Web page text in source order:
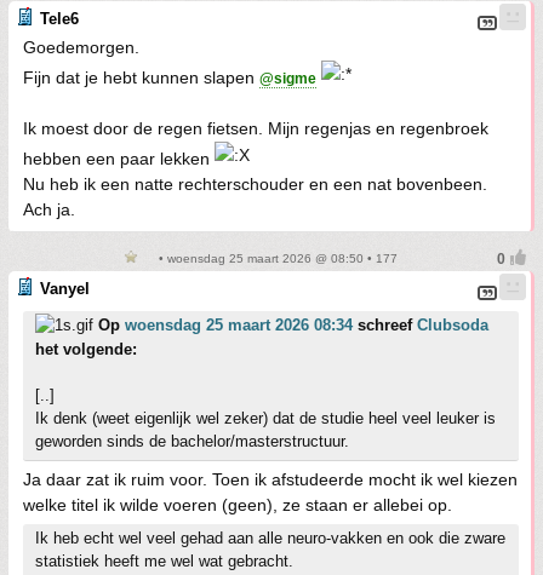
Tele6
Goedemorgen.
Fijn dat je hebt kunnen slapen @sigme
Ik moest door de regen fietsen. Mijn regenjas en regenbroek
hebben een paar lekken
Nu heb ik een natte rechterschouder en een nat bovenbeen.
Ach ja.
• woensdag 25 maart 2026 @ 08:50 • 177
Vanyel
Op woensdag 25 maart 2026 08:34schreef Clubsoda
het volgende:
[..]
Ik denk (weet eigenlijk wel zeker) dat de studie heel veel leuker is
geworden sinds de bachelor/masterstructuur.
Ja daar zat ik ruim voor. Toen ik afstudeerde mocht ik wel kiezen
welke titel ik wilde voeren (geen), ze staan er allebei op.
Ik heb echt wel veel gehad aan alle neuro-vakken en ook die zware
statistiek heeft me wel wat gebracht.